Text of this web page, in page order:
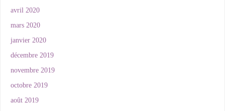
avril 2020
mars 2020
janvier 2020
décembre 2019
novembre 2019
octobre 2019
août 2019